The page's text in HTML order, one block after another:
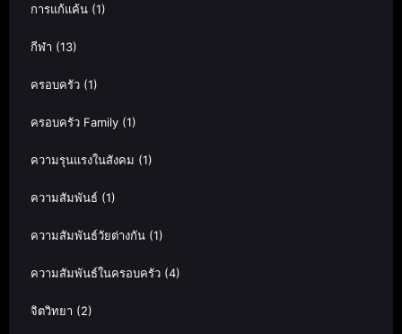
การแก้แค้น (1)
กีฬา (13)
ครอบครัว (1)
ครอบครัว Family (1)
ความรุนแรงในสังคม (1)
ความสัมพันธ์ (1)
ความสัมพันธ์วัยต่างกัน (1)
ความสัมพันธ์ในครอบครัว (4)
จิตวิทยา (2)